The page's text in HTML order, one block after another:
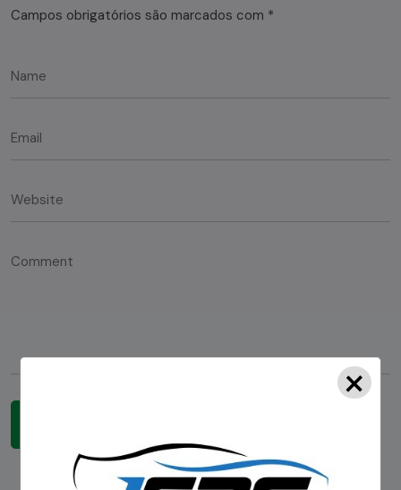
Campos obrigatórios são marcados com *
×